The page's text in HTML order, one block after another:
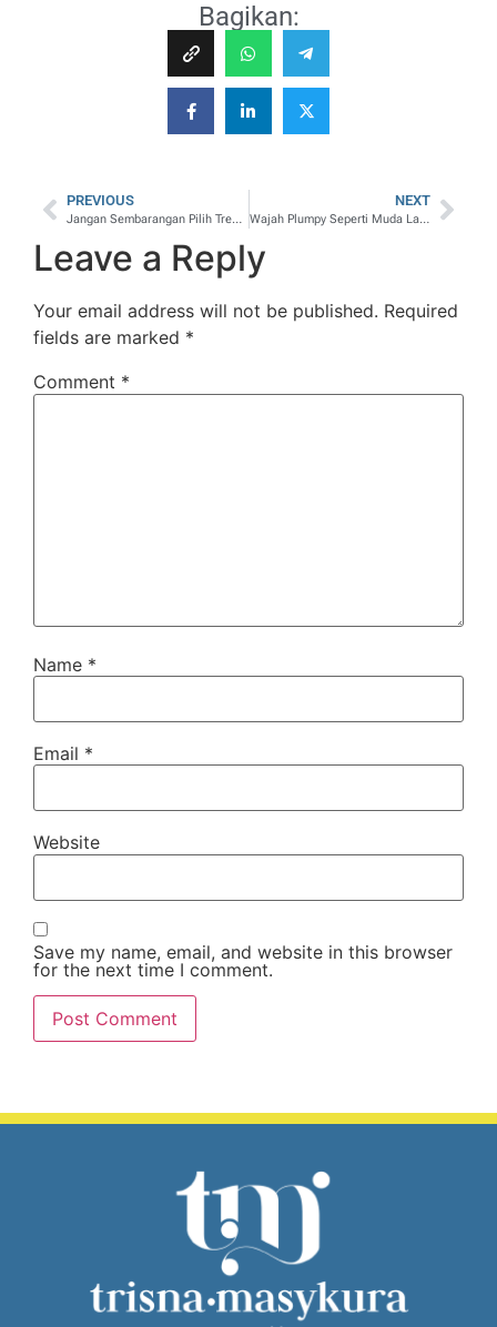
Bagikan:
PREVIOUS
Jangan Sembarangan Pilih Treatment Skin Booster
NEXT
Wajah Plumpy Seperti Muda Lagi? Bisa, dengan Facial Kolagen TM Estetik
Leave a Reply
Your email address will not be published. Required
fields are marked *
Comment *
Name *
Email *
Website
Save my name, email, and website in this browser
for the next time I comment.